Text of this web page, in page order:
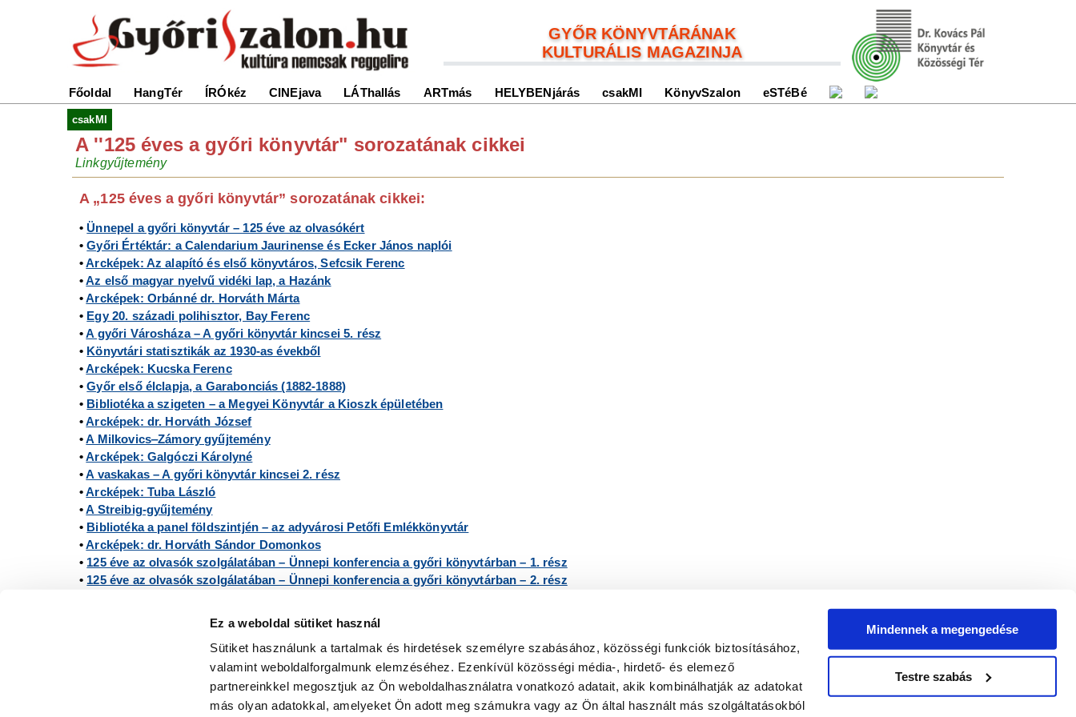
Ez a weboldal sütiket használ
Sütiket használunk a tartalmak és hirdetések személyre szabásához, közösségi funkciók biztosításához,
valamint weboldalforgalmunk elemzéséhez. Ezenkívül közösségi média-, hirdető- és elemező
partnereinkkel megosztjuk az Ön weboldalhasználatra vonatkozó adatait, akik kombinálhatják az adatokat
más olyan adatokkal, amelyeket Ön adott meg számukra vagy az Ön által használt más szolgáltatásokból
Mindennek a megengedése
Testre szabás
GYŐR KÖNYVTÁRÁNAK
KULTURÁLIS MAGAZINJA
Főoldal HangTér ÍRÓkéz CINEjava LÁThallás ARTmás HELYBENjárás csakMI KönyvSzalon eSTéBé
csakMI
A ''125 éves a győri könyvtár" sorozatának cikkei
Linkgyűjtemény
A „125 éves a győri könyvtár” sorozatának cikkei:
•Ünnepel a győri könyvtár – 125 éve az olvasókért
•Győri Értéktár: a Calendarium Jaurinense és Ecker János naplói
•Arcképek: Az alapító és első könyvtáros, Sefcsik Ferenc
•Az első magyar nyelvű vidéki lap, a Hazánk
•Arcképek: Orbánné dr. Horváth Márta
• Egy 20. századi polihisztor, Bay Ferenc
•A győri Városháza – A győri könyvtár kincsei 5. rész
• Könyvtári statisztikák az 1930-as évekből
•Arcképek: Kucska Ferenc
•Győr első élclapja, a Garabonciás (1882-1888)
• Bibliotéka a szigeten – a Megyei Könyvtár a Kioszk épületében
•Arcképek: dr. Horváth József
•A Milkovics‒Zámory gyűjtemény
•Arcképek: Galgóczi Károlyné
•A vaskakas – A győri könyvtár kincsei 2. rész
•Arcképek: Tuba László
•A Streibig-gyűjtemény
• Bibliotéka a panel földszintjén – az adyvárosi Petőfi Emlékkönyvtár
•Arcképek: dr. Horváth Sándor Domonkos
• 125 éve az olvasók szolgálatában – Ünnepi konferencia a győri könyvtárban – 1. rész
• 125 éve az olvasók szolgálatában – Ünnepi konferencia a győri könyvtárban – 2. rész
2023.01.01